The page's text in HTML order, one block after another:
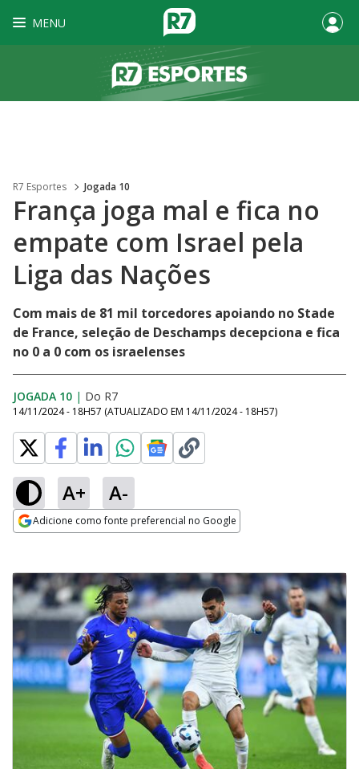
MENU
R7 Esportes Jogada 10
França joga mal e fica no
empate com Israel pela
Liga das Nações
Com mais de 81 mil torcedores apoiando no Stade
de France, seleção de Deschamps decepciona e fica
no 0 a 0 com os israelenses
JOGADA 10 | Do R7
14/11/2024 - 18H57 (ATUALIZADO EM 14/11/2024 - 18H57)
A+ A-
Adicione como fonte preferencial no Google